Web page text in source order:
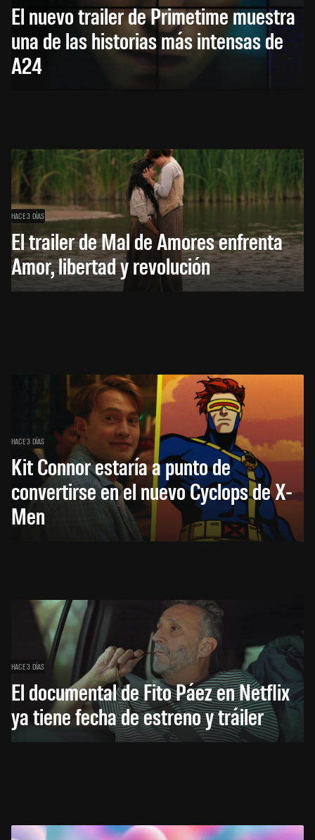
El nuevo trailer de Primetime muestra
una de las historias más intensas de
A24
HACE 3 DÍAS
El trailer de Mal de Amores enfrenta
Amor, libertad y revolución
HACE 3 DÍAS
Kit Connor estaría a punto de
convertirse en el nuevo Cyclops de X-
Men
HACE 3 DÍAS
El documental de Fito Páez en Netflix
ya tiene fecha de estreno y tráiler